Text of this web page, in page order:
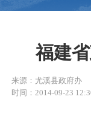
福建
来源：尤溪县政府办
时间：2014-09-23